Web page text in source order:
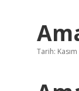
Tarih: